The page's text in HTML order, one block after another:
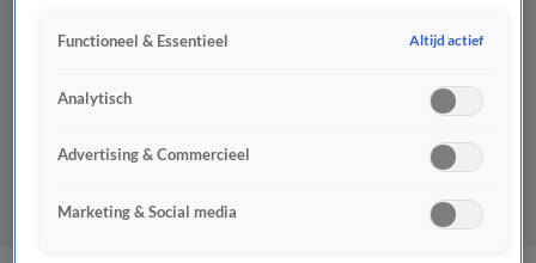
Functioneel & Essentieel Altijd actief
Analytisch
Advertising & Commercieel
Marketing & Social media